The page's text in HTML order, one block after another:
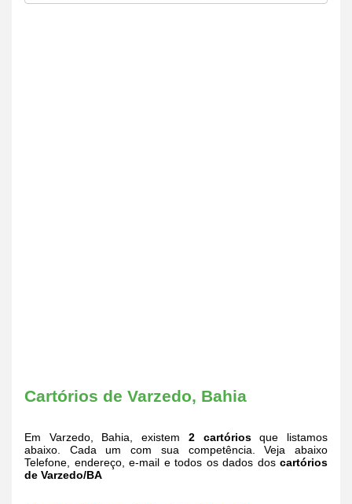
Cartórios de Varzedo, Bahia
Em Varzedo, Bahia, existem 2 cartóriosque listamos
abaixo. Cada um com sua competência. Veja abaixo
Telefone, endereço, e-mail e todos os dados dos cartórios
de Varzedo/BA